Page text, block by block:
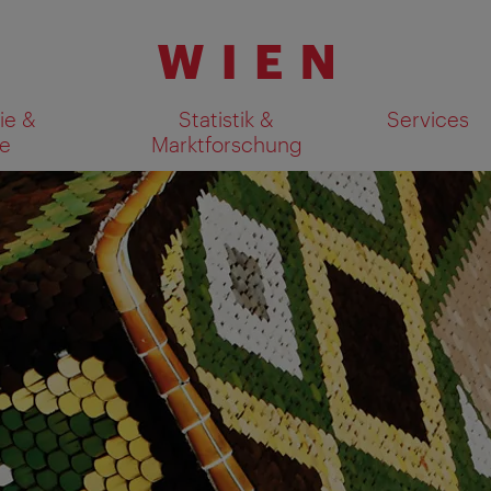
&
Statistik &
Marktforschung
Services
Suchergebnisse auf Karte